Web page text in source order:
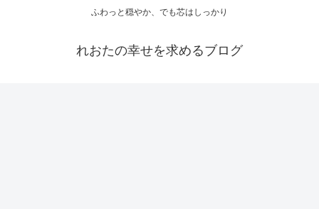
ふわっと穏やか、でも芯はしっかり
れおたの幸せを求めるブログ